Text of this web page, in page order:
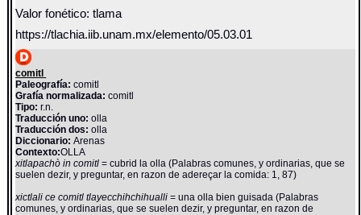
Valor fonético: tlama
https://tlachia.iib.unam.mx/elemento/05.03.01
comitl
Paleografía: comitl
Grafía normalizada: comitl
Tipo: r.n.
Traducción uno: olla
Traducción dos: olla
Diccionario:Arenas
Contexto:OLLA
xitlapachò in comitl= cubrid la olla (Palabras comunes, y ordinarias, que se
suelen dezir, y preguntar, en razon de adereçar la comida: 1, 87)
xictlali ce comitl tlayecchihchihualli= una olla bien guisada (Palabras
comunes, y ordinarias, que se suelen dezir, y preguntar, en razon de